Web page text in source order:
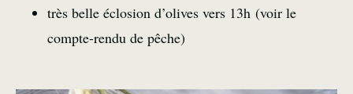
très belle éclosion d’olives vers 13h (voir le
compte-rendu de pêche)